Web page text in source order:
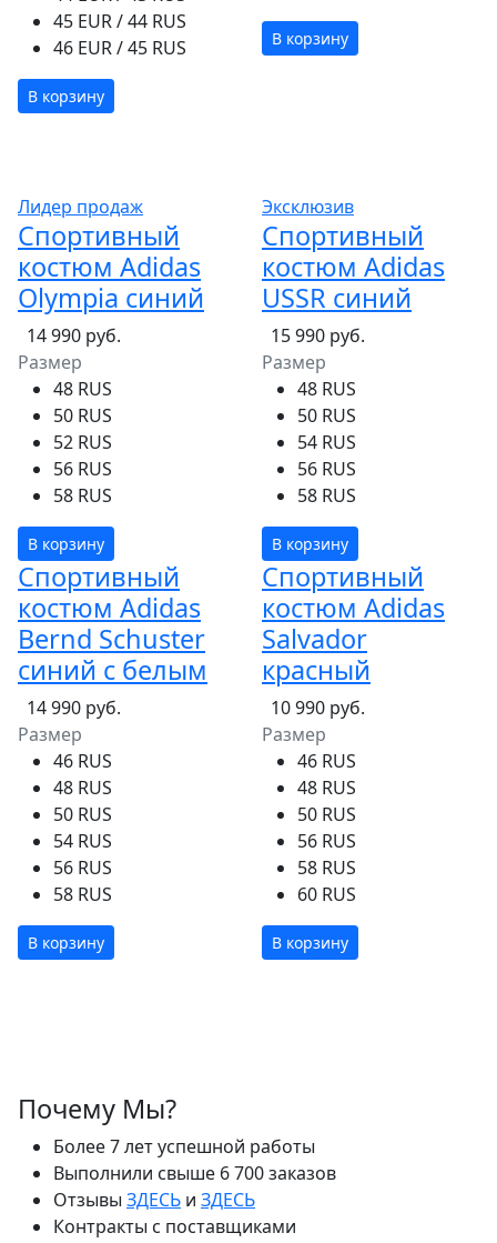
45 EUR / 44 RUS
46 EUR / 45 RUS
В корзину
В корзину
Лидер продаж
Спортивный
костюм Adidas
Olympia синий
14 990 руб.
Размер
48 RUS
50 RUS
52 RUS
56 RUS
58 RUS
В корзину
Эксклюзив
Спортивный
костюм Adidas
USSR синий
15 990 руб.
Размер
48 RUS
50 RUS
54 RUS
56 RUS
58 RUS
В корзину
Спортивный
костюм Adidas
Bernd Schuster
синий с белым
14 990 руб.
Размер
46 RUS
48 RUS
50 RUS
54 RUS
56 RUS
58 RUS
В корзину
Спортивный
костюм Adidas
Salvador
красный
10 990 руб.
Размер
46 RUS
48 RUS
50 RUS
56 RUS
58 RUS
60 RUS
В корзину
Почему Мы?
Более 7 лет успешной работы
Выполнили свыше 6 700 заказов
Отзывы ЗДЕСЬ и ЗДЕСЬ
Контракты с поставщиками